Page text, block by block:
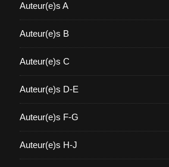
Auteur(e)s A
Auteur(e)s B
Auteur(e)s C
Auteur(e)s D-E
Auteur(e)s F-G
Auteur(e)s H-J